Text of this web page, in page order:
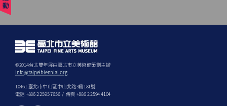
©2014台北雙年展由臺北巿立美術館策劃主辦
info@taipeibiennial.org
10461 臺北市中山區中山北路3段181號
電話 +886 2 2595 7656 / 傳真 +886 2 2594 4104